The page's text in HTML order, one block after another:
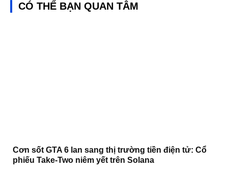
CÓ THỂ BẠN QUAN TÂM
Cơn sốt GTA 6 lan sang thị trường tiền điện tử: Cổ
phiếu Take-Two niêm yết trên Solana